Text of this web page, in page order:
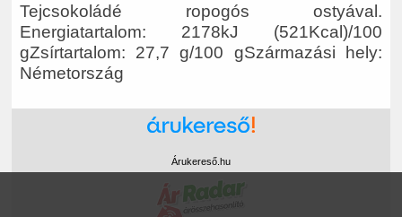
Tejcsokoládé ropogós ostyával.
Energiatartalom: 2178kJ (521Kcal)/100
gZsírtartalom: 27,7 g/100 gSzármazási hely:
Németország
Árukereső.hu